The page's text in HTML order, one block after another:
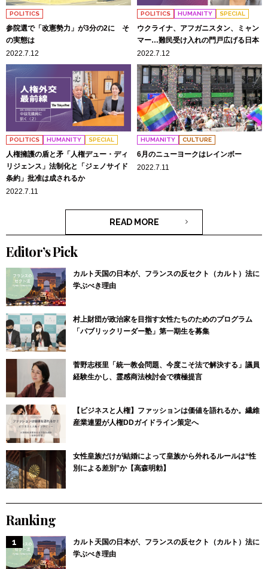
POLITICS
参院選で「改憲勢力」が3分の2に そ
の実態は
2022.7.12
POLITICS HUMANITY SPECIAL
ウクライナ、アフガニスタン、ミャン
マー…難民受け入れの門戸広げる日本
2022.7.12
POLITICS HUMANITY SPECIAL
人権擁護の盾と矛「人権デュー・ディ
リジェンス」法制化と「ジェノサイド
条約」批准は成されるか
2022.7.11
HUMANITY CULTURE
6月のニューヨークはレインボー
2022.7.11
READ MORE
Editor’s Pick
カルト天国の日本が、フランスの反セクト（カルト）法に
学ぶべき理由
村上財団が政治家を目指す女性たちのためのプログラム
「パブリックリーダー塾」第一期生を募集
菅野志桜里「統一教会問題、今度こそ法で解決する」議員
経験生かし、霊感商法検討会で積極提言
【ビジネスと人権】ファッションは価値を語れるか。繊維
産業連盟が人権DDガイドライン策定へ
女性皇族だけが結婚によって皇族から外れるルールは“性
別による差別”か【高森明勅】
Ranking
カルト天国の日本が、フランスの反セクト（カルト）法に
学ぶべき理由